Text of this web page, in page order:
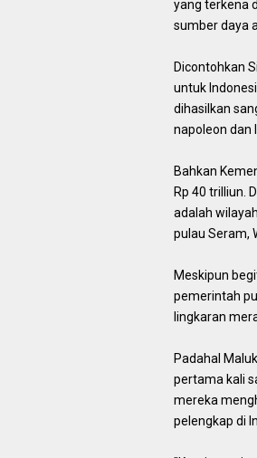
yang terkena
sumber daya
Dicontohkan
untuk
dihasilkan
napoleon dan
Bahkan
Rp 40 trilliun.
adalah
pulau Seram,
Meskipun
pemerintah
lingkaran
Padahal
pertama kali
mereka
pelengkap di